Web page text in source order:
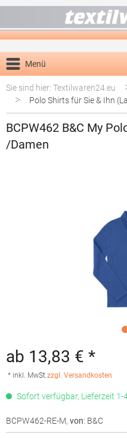
Menü
Sie sind hier: Textilwaren24.eu
> Polo Shirts für Sie & Ihn
BCPW462 B&C My
/Damen
ab 13,83 € *
* inkl. MwSt.zzgl. Versandkosten
Sofort verfügbar, Lieferzeit 1-
BCPW462-RE-M, von: B&C